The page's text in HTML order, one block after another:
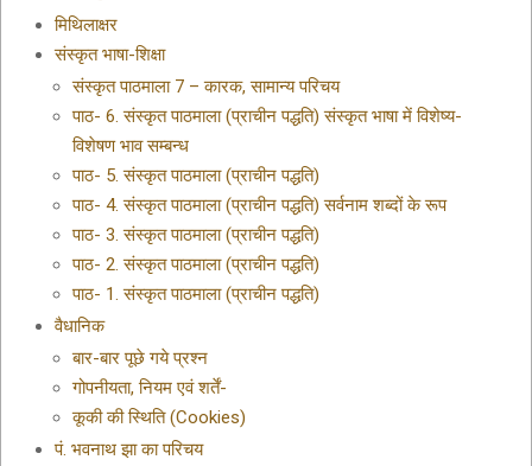
मिथिलाक्षर
संस्कृत भाषा-शिक्षा
संस्कृत पाठमाला 7 – कारक, सामान्य परिचय
पाठ- 6. संस्कृत पाठमाला (प्राचीन पद्धति) संस्कृत भाषा में विशेष्य-
विशेषण भाव सम्बन्ध
पाठ- 5. संस्कृत पाठमाला (प्राचीन पद्धति)
पाठ- 4. संस्कृत पाठमाला (प्राचीन पद्धति) सर्वनाम शब्दों के रूप
पाठ- 3. संस्कृत पाठमाला (प्राचीन पद्धति)
पाठ- 2. संस्कृत पाठमाला (प्राचीन पद्धति)
पाठ- 1. संस्कृत पाठमाला (प्राचीन पद्धति)
वैधानिक
बार-बार पूछे गये प्रश्न
गोपनीयता, नियम एवं शर्तें-
कूकी की स्थिति (Cookies)
पं. भवनाथ झा का परिचय